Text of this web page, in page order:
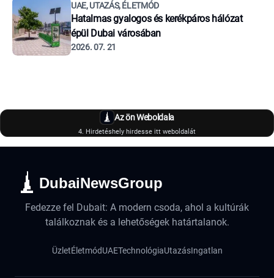
UAE, UTAZÁS, ÉLETMÓD
Hatalmas gyalogos és kerékpáros hálózat
épül Dubai városában
2026. 07. 21
Az ön Weboldala
4. Hirdetéshely hirdesse itt weboldalát
DubaiNewsGroup
Fedezze fel Dubait: A modern csoda, ahol a kultúrák
találkoznak és a lehetőségek határtalanok.
ÜzletÉletmódUAETechnológiaUtazásIngatlan